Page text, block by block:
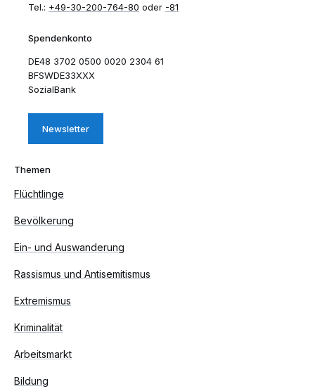
Tel.: +49-30-200-764-80 oder -81
Spendenkonto
DE48 3702 0500 0020 2304 61
BFSWDE33XXX
SozialBank
Newsletter
Themen
Flüchtlinge
Bevölkerung
Ein- und Auswanderung
Rassismus und Antisemitismus
Extremismus
Kriminalität
Arbeitsmarkt
Bildung